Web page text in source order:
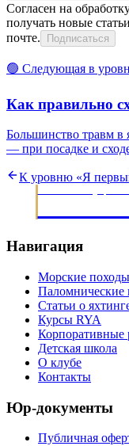
Согласен на
получать новые
почте.
Подписаться
🟢 Следующая в
Как правильно
Большинство травм в
— при посадке и
К уровню «Я
Навигация
Морские походы
Паломнические
Статьи о
Курсы RYA
Корпоративные
Детская школа
О клубе
Контакты
Юр-документы
Публичная